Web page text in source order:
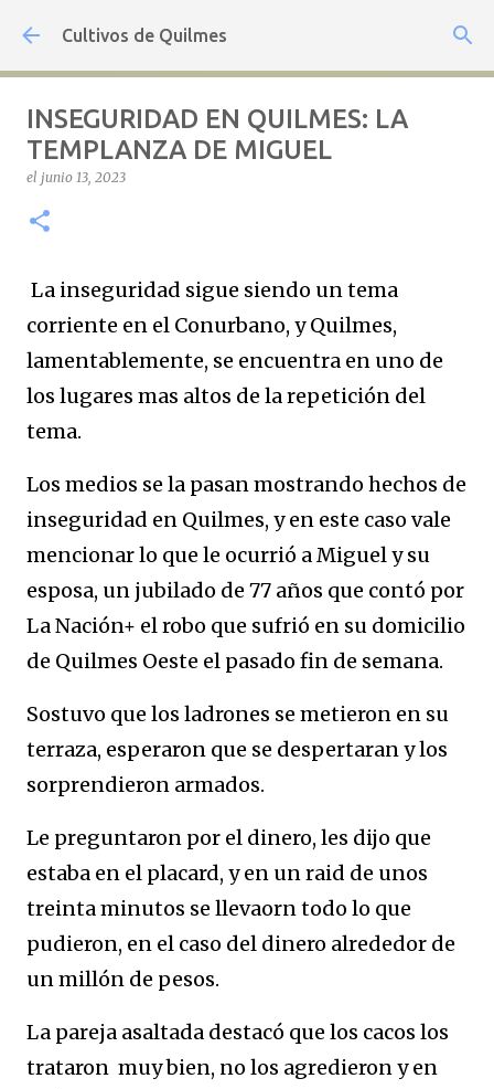
Ir al contenido principal
Cultivos de Quilmes
INSEGURIDAD EN QUILMES: LA
TEMPLANZA DE MIGUEL
el junio 13, 2023
La inseguridad sigue siendo un tema
corriente en el Conurbano, y Quilmes,
lamentablemente, se encuentra en uno de
los lugares mas altos de la repetición del
tema.
Los medios se la pasan mostrando hechos de
inseguridad en Quilmes, y en este caso vale
mencionar lo que le ocurrió a Miguel y su
esposa, un jubilado de 77 años que contó por
La Nación+ el robo que sufrió en su domicilio
de Quilmes Oeste el pasado fin de semana.
Sostuvo que los ladrones se metieron en su
terraza, esperaron que se despertaran y los
sorprendieron armados.
Le preguntaron por el dinero, les dijo que
estaba en el placard, y en un raid de unos
treinta minutos se llevaorn todo lo que
pudieron, en el caso del dinero alrededor de
un millón de pesos.
La pareja asaltada destacó que los cacos los
trataron muy bien, no los agredieron y en